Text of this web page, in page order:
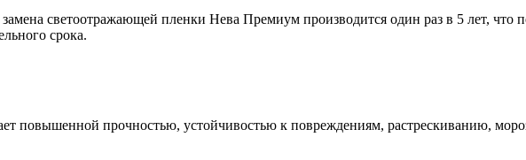
светоотражающей пленки Нева Премиум производится один раз в 5 лет, что
срока.
прочностью, устойчивостью к повреждениям, растрескиванию,